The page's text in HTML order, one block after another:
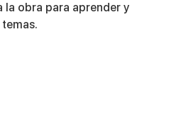
la obra para aprender y